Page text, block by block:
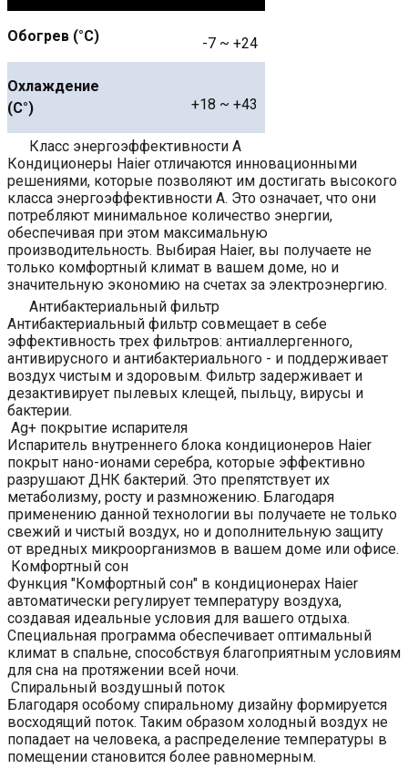
Обогрев (°С) -7 ~ +24
Охлаждение
(С°)
+18 ~ +43
Класс энергоэффективности A
Кондиционеры Haier отличаются инновационными
решениями, которые позволяют им достигать высокого
класса энергоэффективности A. Это означает, что они
потребляют минимальное количество энергии,
обеспечивая при этом максимальную
производительность. Выбирая Haier, вы получаете не
только комфортный климат в вашем доме, но и
значительную экономию на счетах за электроэнергию.
Антибактериальный фильтр
Антибактериальный фильтр совмещает в себе
эффективность трех фильтров: антиаллергенного,
антивирусного и антибактериального - и поддерживает
воздух чистым и здоровым. Фильтр задерживает и
дезактивирует пылевых клещей, пыльцу, вирусы и
бактерии.
Ag+ покрытие испарителя
Испаритель внутреннего блока кондиционеров Haier
покрыт нано-ионами серебра, которые эффективно
разрушают ДНК бактерий. Это препятствует их
метаболизму, росту и размножению. Благодаря
применению данной технологии вы получаете не только
свежий и чистый воздух, но и дополнительную защиту
от вредных микроорганизмов в вашем доме или офисе.
Комфортный сон
Функция "Комфортный сон" в кондиционерах Haier
автоматически регулирует температуру воздуха,
создавая идеальные условия для вашего отдыха.
Специальная программа обеспечивает оптимальный
климат в спальне, способствуя благоприятным условиям
для сна на протяжении всей ночи.
Спиральный воздушный поток
Благодаря особому спиральному дизайну формируется
восходящий поток. Таким образом холодный воздух не
попадает на человека, а распределение температуры в
помещении становится более равномерным.